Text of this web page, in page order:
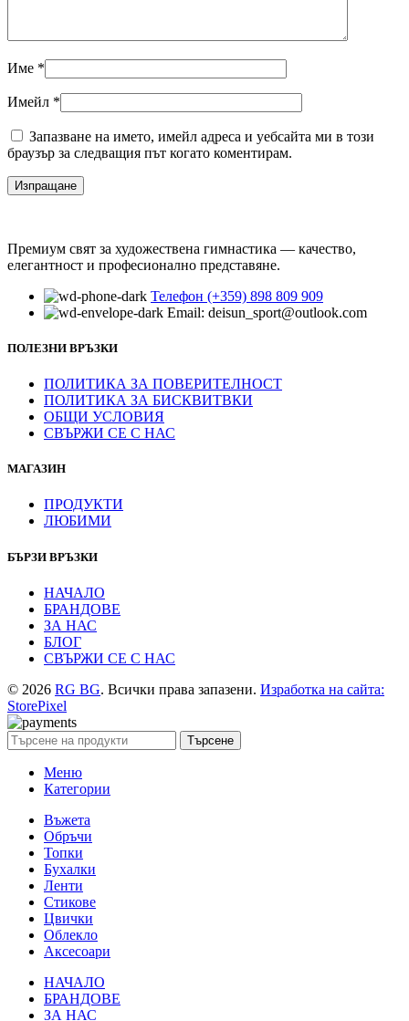
Име *
Имейл *
Запазване на името, имейл адреса и уебсайта ми в този
браузър за следващия път когато коментирам.
Премиум свят за художествена гимнастика — качество,
елегантност и професионално представяне.
Телефон (+359) 898 809 909
Email: deisun_sport@outlook.com
ПОЛЕЗНИ ВРЪЗКИ
ПОЛИТИКА ЗА ПОВЕРИТЕЛНОСТ
ПОЛИТИКА ЗА БИСКВИТВКИ
ОБЩИ УСЛОВИЯ
СВЪРЖИ СЕ С НАС
МАГАЗИН
ПРОДУКТИ
ЛЮБИМИ
БЪРЗИ ВРЪЗКИ
НАЧАЛО
БРАНДОВЕ
ЗА НАС
БЛОГ
СВЪРЖИ СЕ С НАС
© 2026 RG BG. Всички права запазени. Изработка на сайта:
StorePixel
Търсене
Меню
Категории
Въжета
Обръчи
Топки
Бухалки
Ленти
Стикове
Цвички
Облекло
Аксесоари
НАЧАЛО
БРАНДОВЕ
ЗА НАС